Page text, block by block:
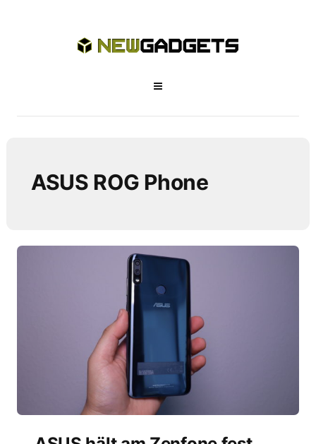
ASUS ROG Phone